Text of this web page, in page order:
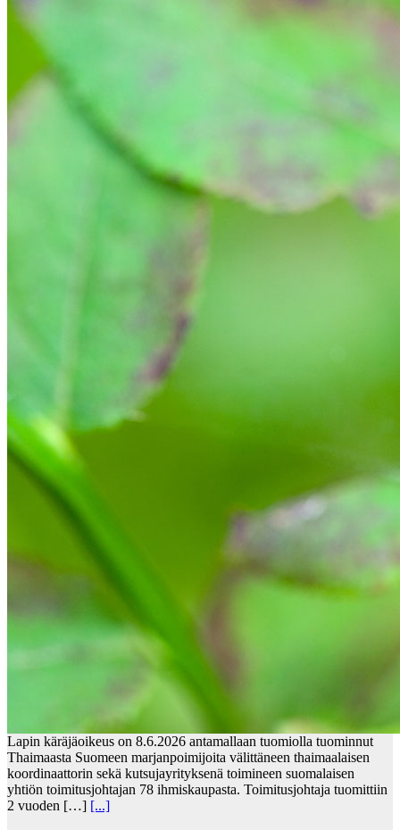
Lapin käräjäoikeus on 8.6.2026 antamallaan tuomiolla tuominnut
Thaimaasta Suomeen marjanpoimijoita välittäneen thaimaalaisen
koordinaattorin sekä kutsujayrityksenä toimineen suomalaisen
yhtiön toimitusjohtajan 78 ihmiskaupasta. Toimitusjohtaja tuomittiin
2 vuoden […] [...]